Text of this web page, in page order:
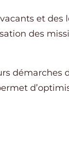
et des
des
démarches